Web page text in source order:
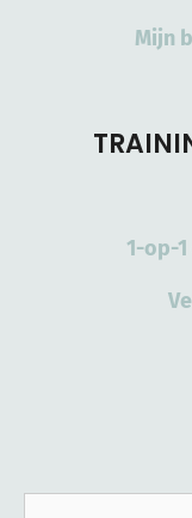
Mijn
1-op-